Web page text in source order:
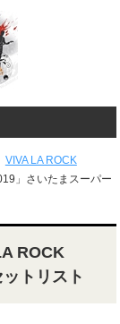
VIVA LA ROCK
」さいたまスーパー
ROCK
トリスト